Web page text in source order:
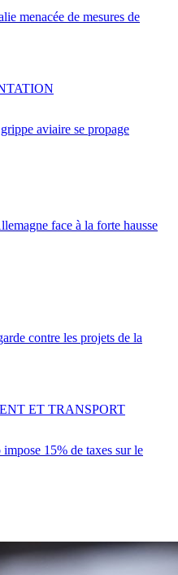
menacée de mesures de
aviaire se propage
face à la forte hausse
contre les projets de la
15% de taxes sur le
ET TRANSPORT